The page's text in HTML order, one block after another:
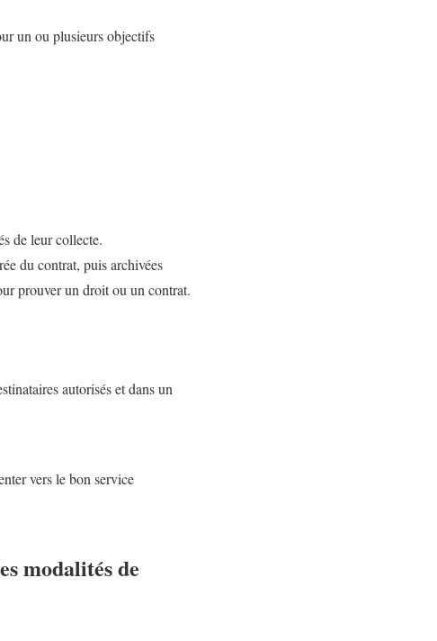
un ou plusieurs objectifs
de leur collecte.
du contrat, puis archivées
prouver un droit ou un contrat.
autorisés et dans un
vers le bon service
modalités de